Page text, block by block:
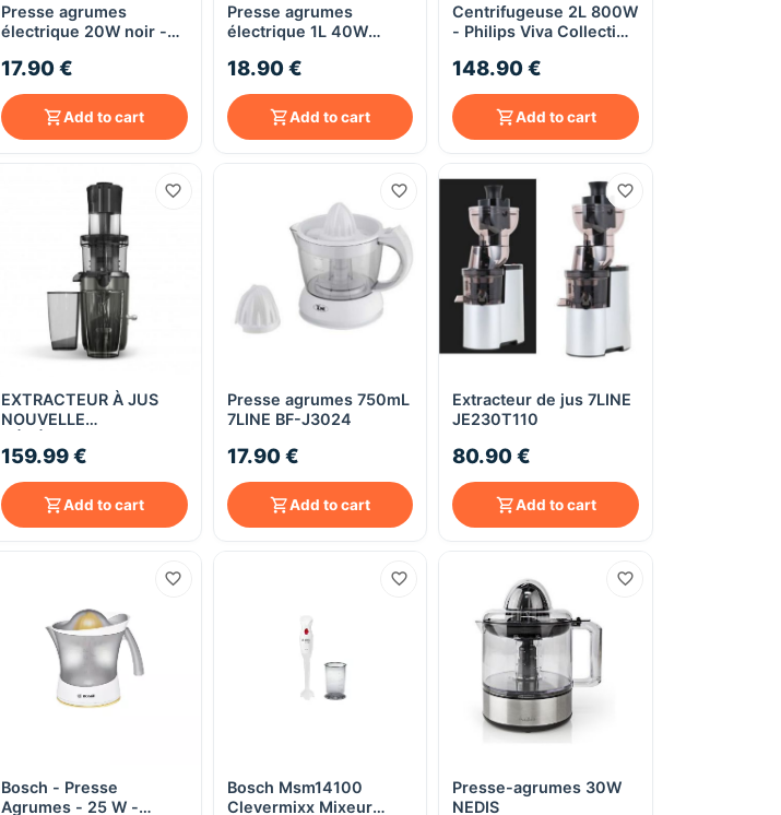
Quick View
Presse agrumes
électrique 20W noir -
17.90 €
Add to cart
Quick View
Presse agrumes
électrique 1L 40W
51
18.90 €
Add to cart
Quick View
Centrifugeuse 2L 800W
- Philips Viva Collection
148.90 €
Add to cart
Quick View
EXTRACTEUR À JUS
NOUVELLE
GREY KITCHENCOOK
159.99 €
Add to cart
Quick View
Presse agrumes 750mL
7LINE BF-J3024
17.90 €
Add to cart
Quick View
Extracteur de jus 7LINE
JE230T110
80.90 €
Add to cart
Quick View
Bosch - Presse
Agrumes - 25 W -
Quick View
Bosch Msm14100
Clevermixx Mixeur
Quick View
Presse-agrumes 30W
NEDIS